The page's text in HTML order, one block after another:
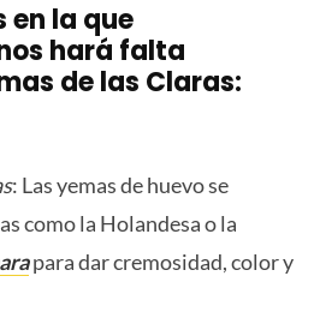
en la que
hará falta
de las Claras:
: Las yemas de huevo se
como la Holandesa o la
para dar cremosidad, color y